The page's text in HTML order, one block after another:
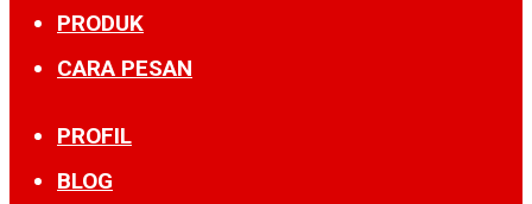
PRODUK
CARA PESAN
PROFIL
BLOG